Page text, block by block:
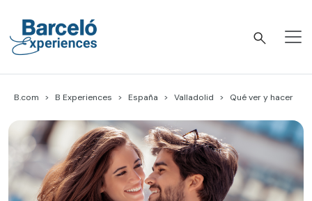
content
B.com B Experiences España Valladolid Qué ver y hacer